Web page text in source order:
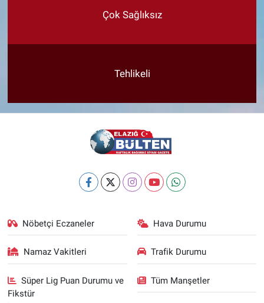
Çok Sağlıksız
Tehlikeli
Nöbetçi Eczaneler Hava Durumu
Namaz Vakitleri Trafik Durumu
Süper Lig Puan Durumu ve
Fikstür
Tüm Manşetler